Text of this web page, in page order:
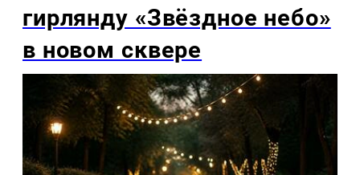
гирлянду «Звёздное небо»
в новом сквере